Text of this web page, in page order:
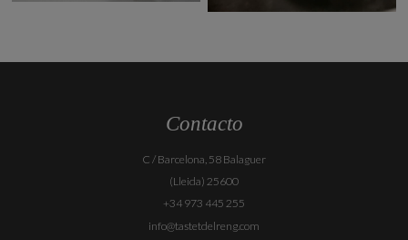
Contacto
C / Barcelona, 58 Balaguer
(Lleida) 25600
+34 973 445 255
info@tastetdelreng.com